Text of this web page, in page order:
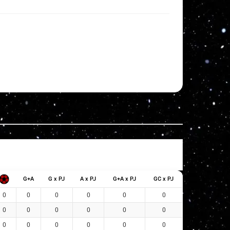
G+A G x PJ A x PJ G+A x PJ GC x PJ
0 0 0 0 0 0
0 0 0 0 0 0
0 0 0 0 0 0